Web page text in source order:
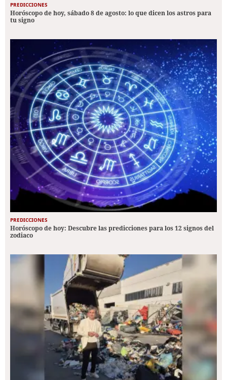
PREDICCIONES
Horóscopo de hoy, sábado 8 de agosto: lo que dicen los astros para
tu signo
PREDICCIONES
Horóscopo de hoy: Descubre las predicciones para los 12 signos del
zodiaco